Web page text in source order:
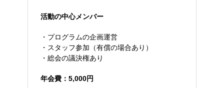
活動の中心メンバー
・プログラムの企画運営
・スタッフ参加（有償の場合あり）
・総会の議決権あり
年会費：5,000円